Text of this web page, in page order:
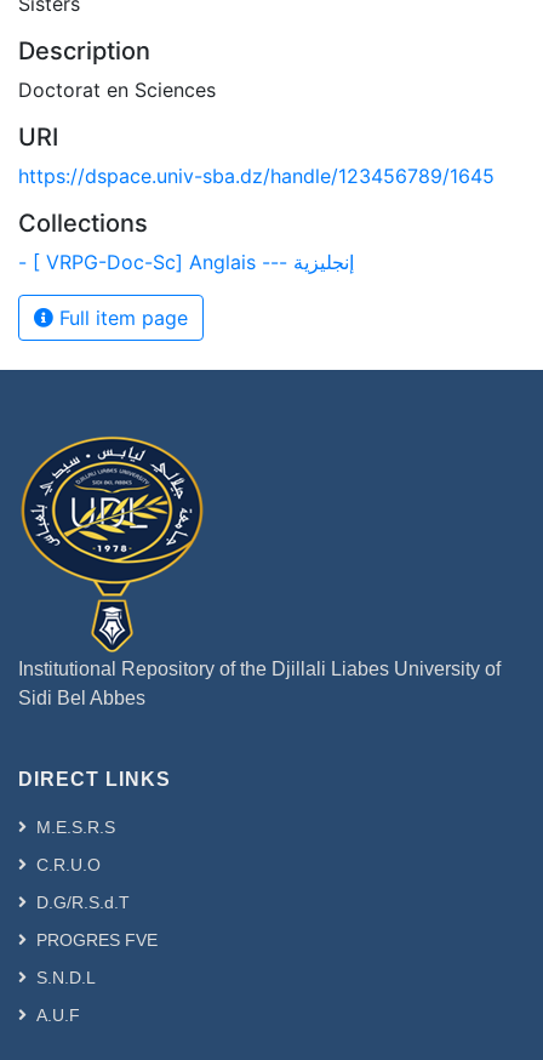
Description
Doctorat en Sciences
URI
https://dspace.univ-sba.dz/handle/123456789/1645
Collections
- [ VRPG-Doc-Sc] Anglais --- إنجليزية
Full item page
Institutional Repository of the Djillali Liabes University of
Sidi Bel Abbes
DIRECT LINKS
M.E.S.R.S
C.R.U.O
D.G/R.S.d.T
PROGRES FVE
S.N.D.L
A.U.F